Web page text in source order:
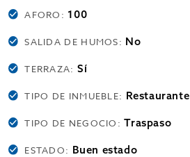
AFORO: 100
SALIDA DE HUMOS: No
TERRAZA: Sí
TIPO DE INMUEBLE: Restaurante
TIPO DE NEGOCIO:Traspaso
ESTADO: Buen estado